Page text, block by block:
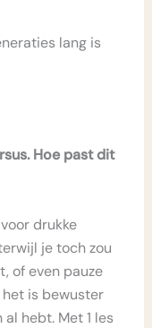
lang is
Hoe past dit
drukke
je toch zou
of even pauze
is bewuster
hebt. Met 1 les